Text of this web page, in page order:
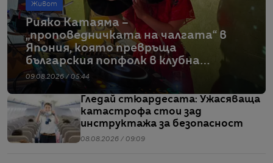
Живот
Рияко Катаяма –
„проповедничката на чалгата“ в
Япония, която превръща
българския попфолк в клубна
екзотика
09.08.2026 / 05:44
Гледай стюардесата: Ужасяваща
катастрофа стои зад
инструктажа за безопасност
08.08.2026 / 09:09